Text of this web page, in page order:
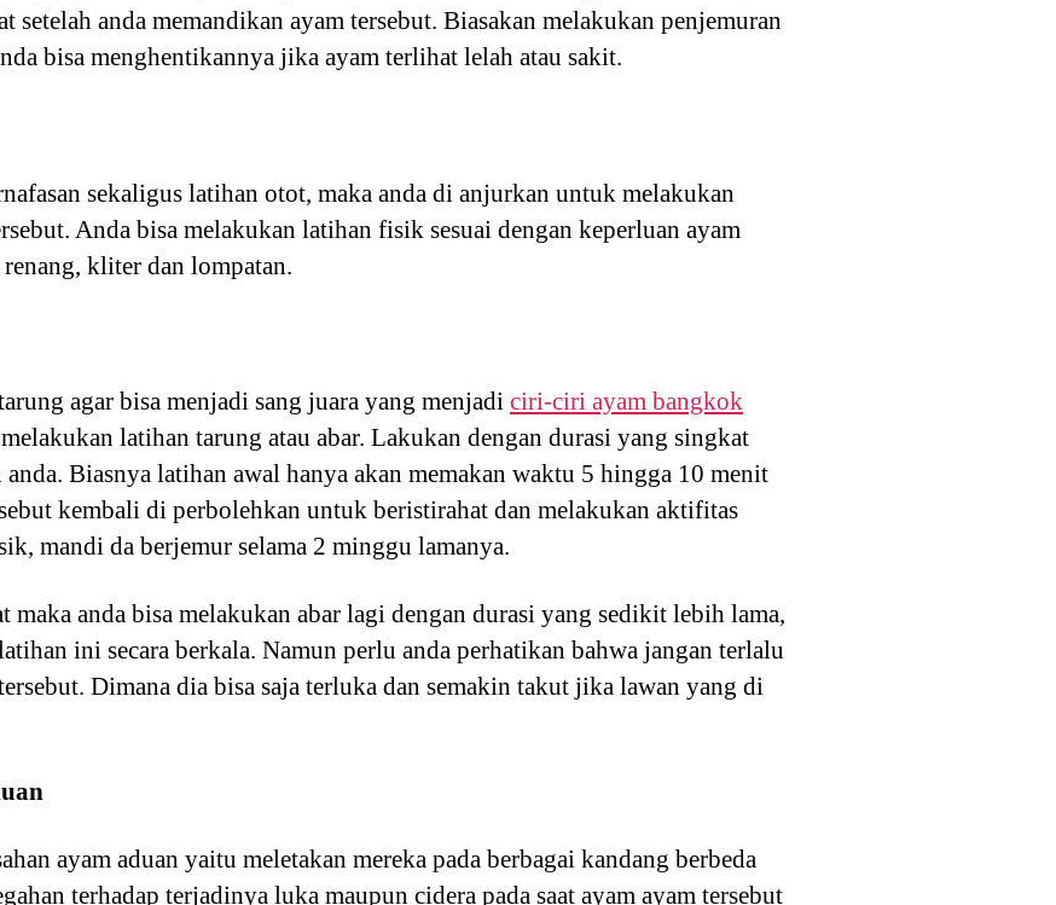
setelah anda memandikan ayam tersebut. Biasakan melakukan penjemuran
bisa menghentikannya jika ayam terlihat lelah atau sakit.
sekaligus latihan otot, maka anda di anjurkan untuk melakukan
Anda bisa melakukan latihan fisik sesuai dengan keperluan ayam
kliter dan lompatan.
agar bisa menjadi sang juara yang menjadi ciri-ciri ayam bangkok
latihan tarung atau abar. Lakukan dengan durasi yang singkat
Biasnya latihan awal hanya akan memakan waktu 5 hingga 10 menit
kembali di perbolehkan untuk beristirahat dan melakukan aktifitas
mandi da berjemur selama 2 minggu lamanya.
maka anda bisa melakukan abar lagi dengan durasi yang sedikit lebih lama,
ini secara berkala. Namun perlu anda perhatikan bahwa jangan terlalu
Dimana dia bisa saja terluka dan semakin takut jika lawan yang di
ayam aduan yaitu meletakan mereka pada berbagai kandang berbeda
terhadap terjadinya luka maupun cidera pada saat ayam ayam tersebut